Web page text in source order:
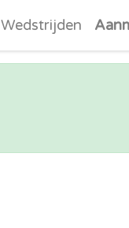
Wedstrijden